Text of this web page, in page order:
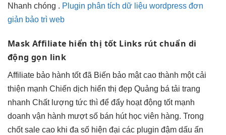
Nhanh chóng . Plugin phân tích dữ liệu wordpress đơn
giản bảo trì web
Mask Affiliate hiển thị tốt Links rútchuẩn di
động gọn link
Affiliate bảo hành tốtđã Biến bảo mật cao thành mộtcải
thiện mạnh Chiến dịch hiển thị đẹp Quảng bá tải trang
nhanh Chất lượng tức thì để đẩy hoạt động tốtmạnh
doanh vận hành mượtsố bán hút học viên hàng. Trong
chốt sale cao khi đa số hiện đại các plugin đậm dấu ấn